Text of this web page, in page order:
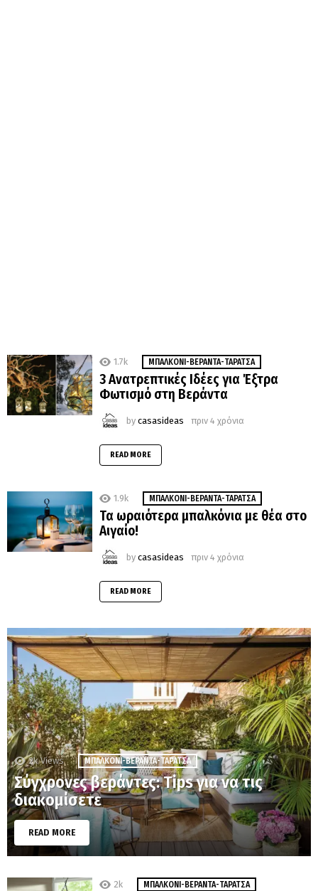
1.7k MΠΑΛΚΌΝΙ-ΒΕΡΆΝΤΑ-ΤΑΡΆΤΣΑ
3 Ανατρεπτικές Ιδέες για Έξτρα
Φωτισμό στη Βεράντα
by casasideas πριν 4 χρόνια
READ MORE
1.9k MΠΑΛΚΌΝΙ-ΒΕΡΆΝΤΑ-ΤΑΡΆΤΣΑ
Τα ωραιότερα μπαλκόνια με θέα στο
Αιγαίο!
by casasideas πριν 4 χρόνια
READ MORE
2k Views MΠΑΛΚΌΝΙ-ΒΕΡΆΝΤΑ-ΤΑΡΆΤΣΑ
Σύγχρονες βεράντες: Tips για να τις
διακομίσετε
READ MORE
2k MΠΑΛΚΌΝΙ-ΒΕΡΆΝΤΑ-ΤΑΡΆΤΣΑ